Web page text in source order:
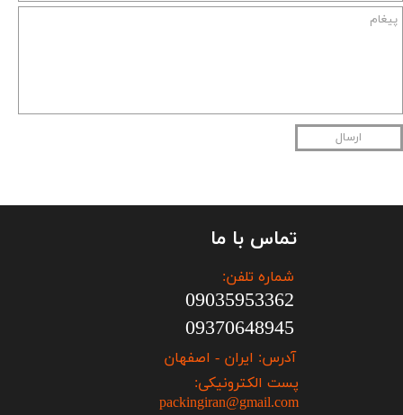
ارسال
تماس با ما
شماره تلفن:
09035953362
09370648945
آدرس: ایران - اصفهان
پست الکترونیکی:
packingiran@gmail.com